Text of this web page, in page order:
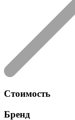
Стоимость
Бренд